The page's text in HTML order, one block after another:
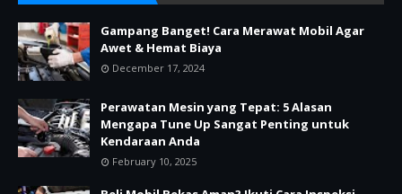
Gampang Banget! Cara Merawat Mobil Agar
Awet & Hemat Biaya
December 17, 2024
Perawatan Mesin yang Tepat: 5 Alasan
Mengapa Tune Up Sangat Penting untuk
Kendaraan Anda
February 10, 2025